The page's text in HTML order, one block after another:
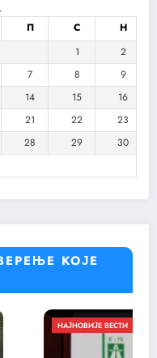
П С
Н
1
2
7 8
9
14 15
16
21 22
23
28 29
30
КОЈЕ